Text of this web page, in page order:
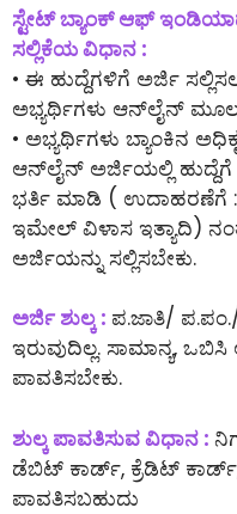
ಸ್ಟೇಟ್ ಬ್ಯಾಂಕ್ ಆಫ್
ಸಲ್ಲಿಕೆಯ ವಿಧಾನ :
• ಈ ಹುದ್ದೆಗಳಿಗೆ ಅರ್ಜಿ
ಅಭ್ಯರ್ಥಿಗಳು ಆನ್‌ಲೈನ್‌
• ಅಭ್ಯರ್ಥಿಗಳು ಬ್ಯಾಂಕಿನ
ಆನ್‌ಲೈನ್‌ ಅರ್ಜಿಯಲ್ಲಿ ಹುದ್ದೆಗೆ
ಭರ್ತಿ ಮಾಡಿ ( ಉದಾಹರಣೆಗೆ :
ಇಮೇಲ್ ವಿಳಾಸ ಇತ್ಯಾದಿ)
ಅರ್ಜಿಯನ್ನು ಸಲ್ಲಿಸಬೇಕು.
ಅರ್ಜಿ ಶುಲ್ಕ : ಪ.ಜಾತಿ/
ಇರುವುದಿಲ್ಲ. ಸಾಮಾನ್ಯ,
ಪಾವತಿಸಬೇಕು.
ಶುಲ್ಕ ಪಾವತಿಸುವ ವಿಧಾನ :
ಡೆಬಿಟ್ ಕಾರ್ಡ್, ಕ್ರೆಡಿಟ್
ಪಾವತಿಸಬಹುದು